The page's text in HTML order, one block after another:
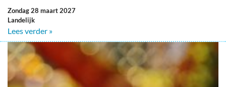
zondag 28 maart 2027
Landelijk
Lees verder »